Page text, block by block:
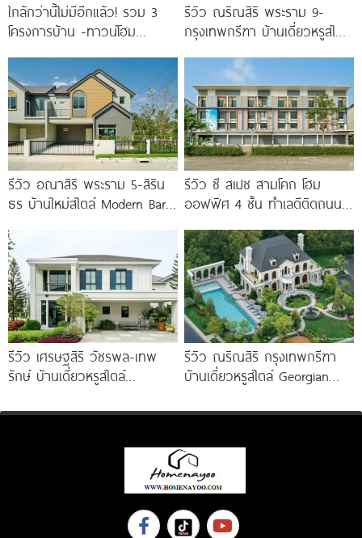
ใกล้กว่านี้ไม่มีอีกแล้ว! รวม 3
โครงการบ้าน -ทาวน์โฮม
MEGA บางนา เพียง
รีวิว ณริณสิริ พระราม 9-
กรุงเทพกรีฑา บ้านเดี่ยวหรูสไตล์
Clubhouse วิวทะเลสาบ
รีวิว อณาสิริ พระราม 5-สิริน
ธร บ้านใหม่สไตล์ Modern Barn
รีวิว ซี สเปซ สามโคก โฮม
ออฟฟิศ 4 ชั้น ทำเลดีติดถนน
รีวิว เศรษฐสิริ วัชรพล-เทพ
รักษ์ บ้านเดี่ยวหรูสไตล์
ทะเลสาบ ทำเลใกล้รถไฟฟ้า และ
รีวิว ณริณสิริ กรุงเทพกรีฑา
บ้านเดี่ยวหรูสไตล์ Georgian
Brighton College